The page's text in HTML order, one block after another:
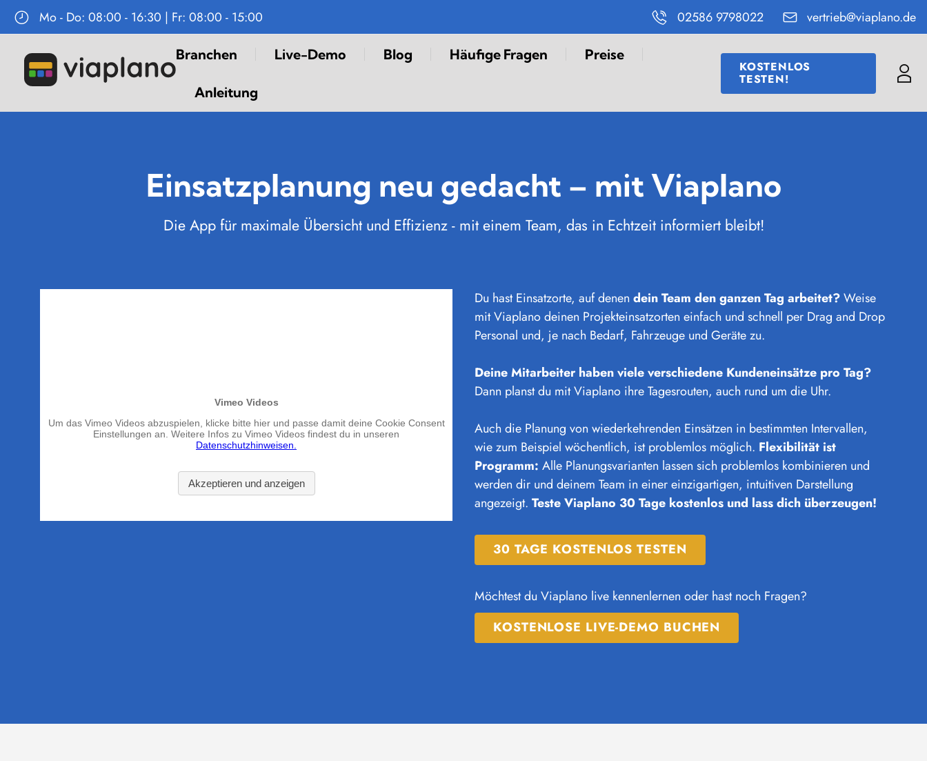
Mo - Do: 08:00 - 16:30 | Fr: 08:00 - 15:00 02586 9798022
vertrieb@viaplano.de
überspringen
Branchen Live-Demo Blog Häufige Fragen Preise
Anleitung
KOSTENLOS
TESTEN!
Einsatzplanung neu gedacht – mit Viaplano
Die App für maximale Übersicht und Effizienz - mit einem Team, das in Echtzeit informiert bleibt!
Du hast Einsatzorte, auf denen dein Team den ganzen Tag arbeitet?Weise
mit Viaplano deinen Projekteinsatzorten einfach und schnell per Drag and Drop
Personal und, je nach Bedarf, Fahrzeuge und Geräte zu.
Deine Mitarbeiter haben viele verschiedene Kundeneinsätze pro Tag?
Dann planst du mit Viaplano ihre Tagesrouten, auch rund um die Uhr.
Auch die Planung von wiederkehrenden Einsätzen in bestimmten Intervallen,
wie zum Beispiel wöchentlich, ist problemlos möglich. Flexibilität ist
Programm: Alle Planungsvarianten lassen sich problemlos kombinieren und
werden dir und deinem Team in einer einzigartigen, intuitiven Darstellung
angezeigt. Teste Viaplano 30 Tage kostenlos und lass dich überzeugen!
30 TAGE KOSTENLOS TESTEN
Möchtest du Viaplano live kennenlernen oder hast noch Fragen?
KOSTENLOSE LIVE-DEMO BUCHEN